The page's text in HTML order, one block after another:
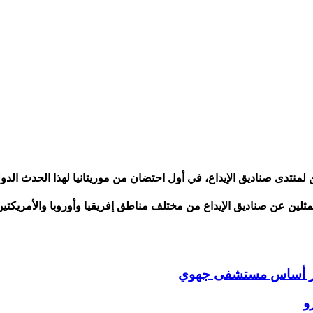
صناديق الإيداع، في أول احتضان من موريتانيا لهذا الحدث
عن صناديق الإيداع من مختلف مناطق إفريقيا وأوروبا
أساس مستشفى جهوي